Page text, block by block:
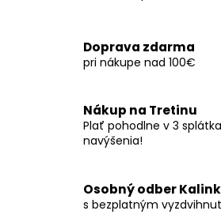
á
d
c
i
v
k
Doprava zdarma
pri nákupe nad 100€
Nákup na Tretinu
Plať pohodlne v 3
navýšenia!
Osobný odber
s bezplatným